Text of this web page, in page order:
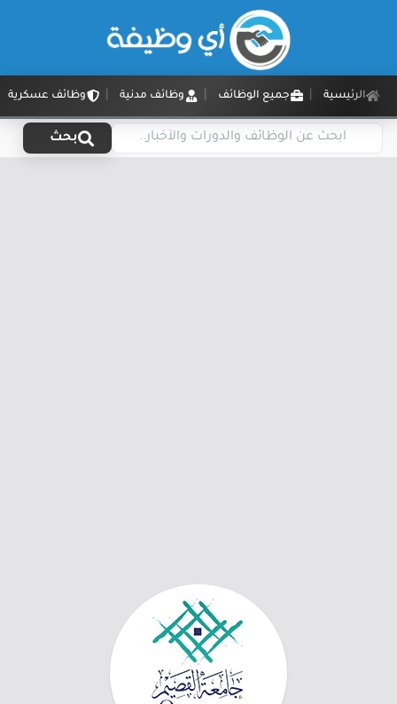
الرئيسية جميع الوظائف وظائف مدنية وظائف عسكرية
بحث